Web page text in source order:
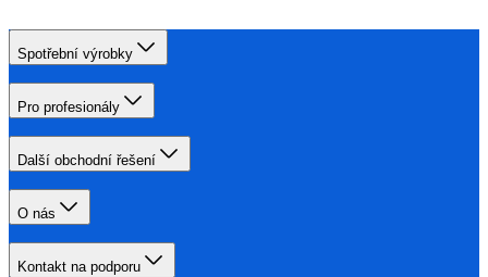
Spotřební výrobky
Pro profesionály
Další obchodní řešení
O nás
Kontakt na podporu